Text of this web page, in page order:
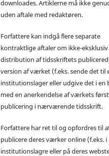
downloades. Artiklerne må ikke
uden aftale med redaktøren.
Forfattere kan indgå flere separate
kontraktlige aftaler om ikke-eksklusiv
distribution af tidsskriftets
version af værket (f.eks. sende det til
institutionslager eller udgive det i en
med en anerkendelse af værkets
publicering i nærværende tidsskrift.
Forfattere har ret til og opfordres til
publicere deres værker online (f.eks. i
institutionslagre eller på deres